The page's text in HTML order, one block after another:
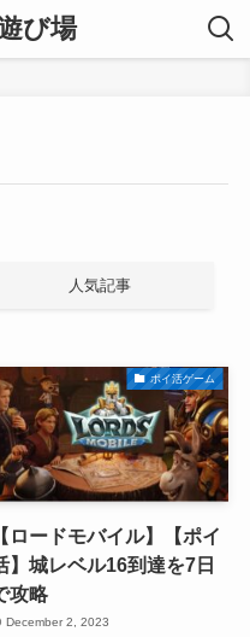
び場
人気記事
ポイ活ゲーム
【ロードモバイル】【ポイ
】城レベル16到達を7日
攻略
December 2, 2023